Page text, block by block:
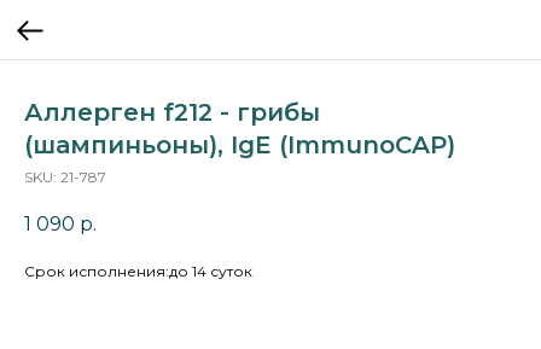
Аллерген f212 - грибы
(шампиньоны), IgE (ImmunoCAP)
SKU: 21-787
1 090 р.
Cрок исполнения:до 14 суток